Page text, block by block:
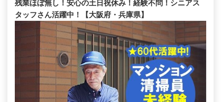
残業ほぼ無し！安心の土日祝休み！経験不問！シニアス
タッフさん活躍中！【大阪府・兵庫県】